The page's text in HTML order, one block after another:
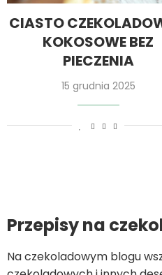
CIASTO
KOKOSOWE BEZ
PIECZENIA
15 grudnia 2025
Przepisy na
Na czekoladowym blogu